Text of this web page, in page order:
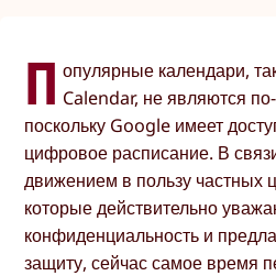
П опулярные календари,
Calendar, не являются
поскольку Google имеет
цифровое расписание. В
движением в пользу
которые действительно
конфиденциальность и
защиту, сейчас самое время